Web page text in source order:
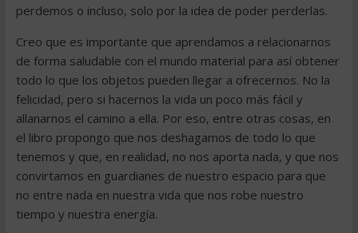
perdemos o incluso, solo por la idea de poder perderlas.
Creo que es importante que aprendamos a relacionarnos
de forma saludable con el mundo material para así obtener
todo lo que los objetos pueden llegar a ofrecernos. No la
felicidad, pero si hacernos la vida un poco más fácil y
allanarnos el camino a ella. Por eso, entre otras cosas, en
el libro propongo que nos deshagamos de todo lo que
tenemos y que, en realidad, no nos aporta nada, y que nos
convirtamos en guardianes de nuestro espacio para que
no entre nada en nuestra vida que nos robe nuestro
tiempo y nuestra energía.